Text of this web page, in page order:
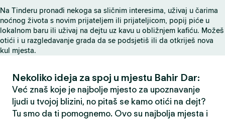
c
a
Na Tinderu pronađi nekoga sa sličnim interesima, uživaj u čarima
noćnog života s novim prijateljem ili prijateljicom, popij piće u
lokalnom baru ili uživaj na dejtu uz kavu u obližnjem kafiću. Možeš
otići i u razgledavanje grada da se podsjetiš ili da otkriješ nova
kul mjesta.
Nekoliko ideja za spoj u mjestu Bahir Dar:
Već znaš koje je najbolje mjesto za upoznavanje
ljudi u tvojoj blizini, no pitaš se kamo otići na dejt?
Tu smo da ti pomognemo. Ovo su najbolja mjesta i